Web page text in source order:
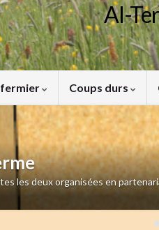
Al-
fermier Coups durs
les deux organisées en